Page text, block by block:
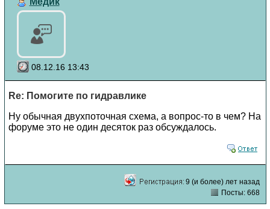
08.12.16 13:43
Re: Помогите по гидравлике
Ну обычная двухпоточная схема, а вопрос-то в чем? На
форуме это не один десяток раз обсуждалось.
9 (и более) лет назад
Посты: 668